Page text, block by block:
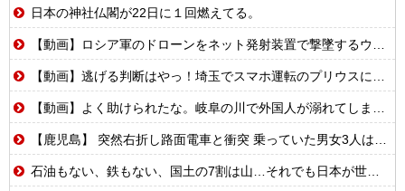
日本の神社仏閣が22日に１回燃えてる。
【動画】ロシア軍のドローンをネット発射装置で撃墜するウクライナ。
【動画】逃げる判断はやっ！埼玉でスマホ運転のプリウスに当て逃げされる車載。
【動画】よく助けられたな。岐阜の川で外国人が溺れてしまう事故。
【鹿児島】 突然右折し路面電車と衝突 乗っていた男女3人は車を放置しダッシュで逃走中
石油もない、鉄もない、国土の7割は山…それでも日本が世界屈指の経済大国になれた「勤勉さ」以外の勝因！